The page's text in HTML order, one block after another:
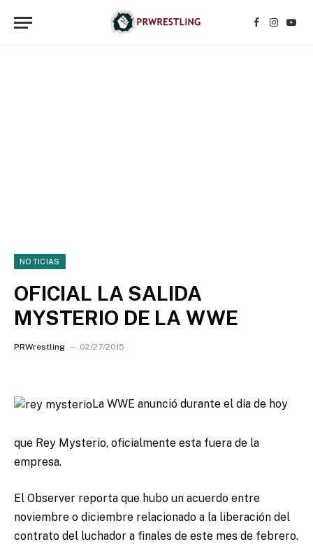
Facebook
NOTICIAS
OFICIAL LA SALIDA
MYSTERIO DE LA WWE
PRWrestling 02/27/2015
La WWE anunció durante el día de hoy
que Rey Mysterio, oficialmente esta fuera de la
empresa.
El Observer reporta que hubo un acuerdo entre
noviembre o diciembre relacionado a la liberación del
contrato del luchador a finales de este mes de febrero.